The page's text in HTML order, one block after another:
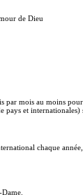
de Dieu
par mois au moins
et internationales)
chaque